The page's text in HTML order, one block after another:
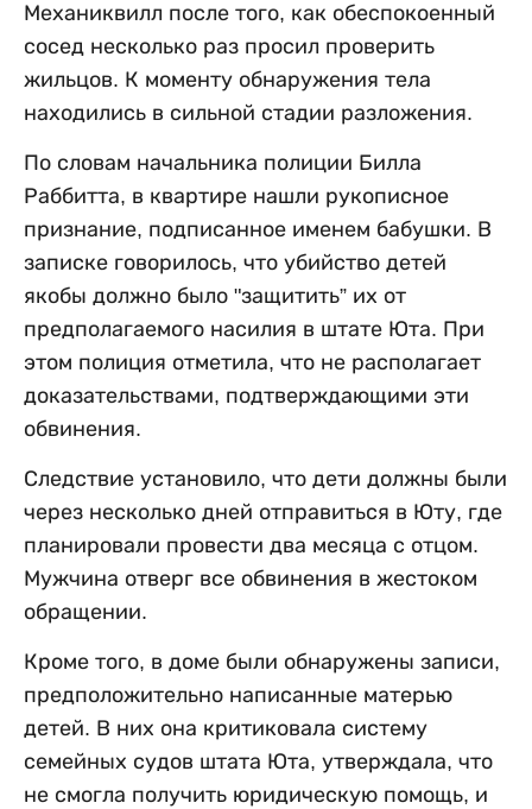
Механиквилл после того, как обеспокоенный
сосед несколько раз просил проверить
жильцов. К моменту обнаружения тела
находились в сильной стадии разложения.
По словам начальника полиции Билла
Раббитта, в квартире нашли рукописное
признание, подписанное именем бабушки. В
записке говорилось, что убийство детей
якобы должно было "защитить” их от
предполагаемого насилия в штате Юта. При
этом полиция отметила, что не располагает
доказательствами, подтверждающими эти
обвинения.
Следствие установило, что дети должны были
через несколько дней отправиться в Юту, где
планировали провести два месяца с отцом.
Мужчина отверг все обвинения в жестоком
обращении.
Кроме того, в доме были обнаружены записи,
предположительно написанные матерью
детей. В них она критиковала систему
семейных судов штата Юта, утверждала, что
не смогла получить юридическую помощь, и